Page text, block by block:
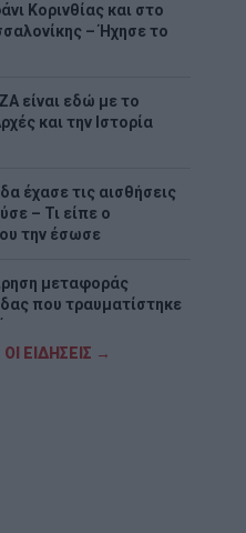
Κορινθίας και στο
– Ήχησε το
είναι εδώ με το
και την Ιστορία
έχασε τις αισθήσεις
– Τι είπε ο
την έσωσε
μεταφοράς
που τραυματίστηκε
ΕΙΔΗΣΕΙΣ →